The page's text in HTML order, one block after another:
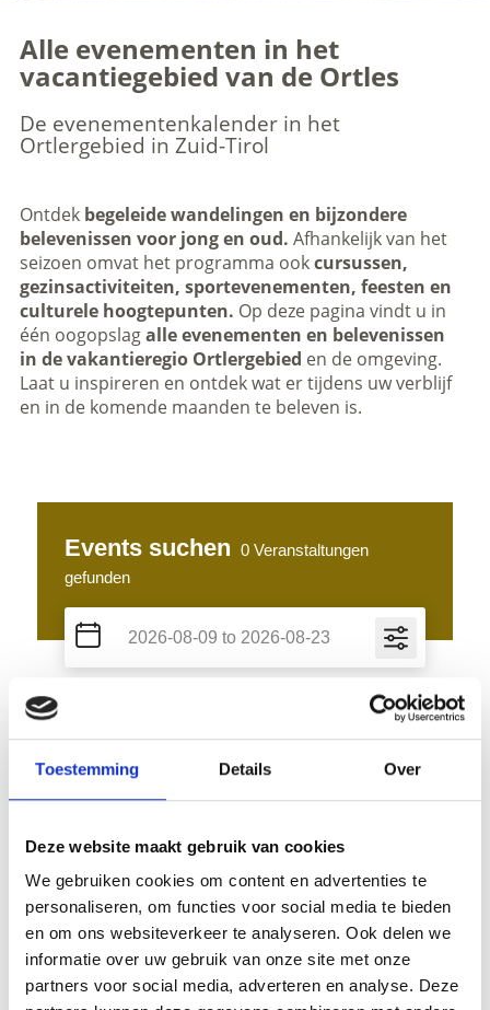
Toestemming Details Over
Deze website maakt gebruik van cookies
We gebruiken cookies om content en advertenties te
personaliseren, om functies voor social media te bieden
en om ons websiteverkeer te analyseren. Ook delen we
informatie over uw gebruik van onze site met onze
partners voor social media, adverteren en analyse. Deze
Alle evenementen in het
vacantiegebied van de Ortles
De evenementenkalender in het
Ortlergebied in Zuid-Tirol
Ontdek begeleide wandelingen en bijzondere
belevenissen voor jong en oud. Afhankelijk van het
seizoen omvat het programma ookcursussen,
gezinsactiviteiten, sportevenementen, feesten en
culturele hoogtepunten. Op deze pagina vindt u in
één oogopslagalle evenementen en belevenissen
in de vakantieregio Ortlergebied en de omgeving.
Laat u inspireren en ontdek wat er tijdens uw verblijf
en in de komende maanden te beleven is.
Events suchen 0 Veranstaltungen
gefunden
Keine Veranstaltungen gefunden
Filter löschen